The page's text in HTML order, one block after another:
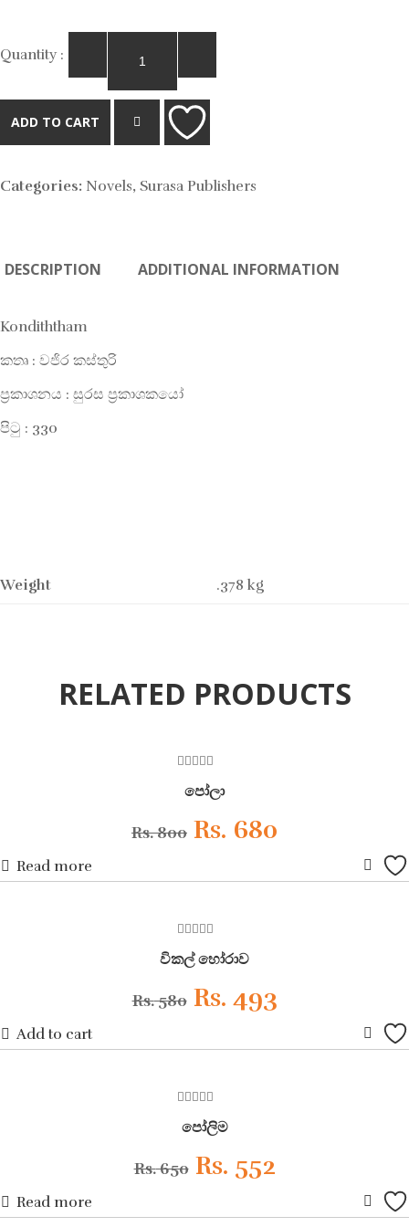
Quantity :
ADD TO CART
ADD
WISHLIST
Categories: Novels, Surasa Publishers
DESCRIPTION ADDITIONAL INFORMATION
Kondiththam
කතෘ : වජිර කස්තුරි
ප්‍රකාශනය : සුරස ප්‍රකාශකයෝ
පිටු : 330
Weight .378 kg
RELATED PRODUCTS
out
පෝලා
Rs.800 Original
price
was:
Rs. 800.
Rs. 680
price
Read more
out
of
විකල් හෝරාව
Rs.580 Original
price
was:
Rs. 580.
Rs. 493
price
Add to cart
out
පෝලිම
Rs.650 Original
price
Rs. 552
price
Read more